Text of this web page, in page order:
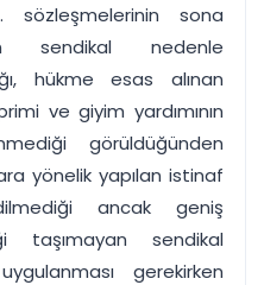
sona
sendikal nedenle
hükme esas alınan
ve giyim yardımının
görüldüğünden
yönelik yapılan istinaf
ancak geniş
sendikal
gerekirken